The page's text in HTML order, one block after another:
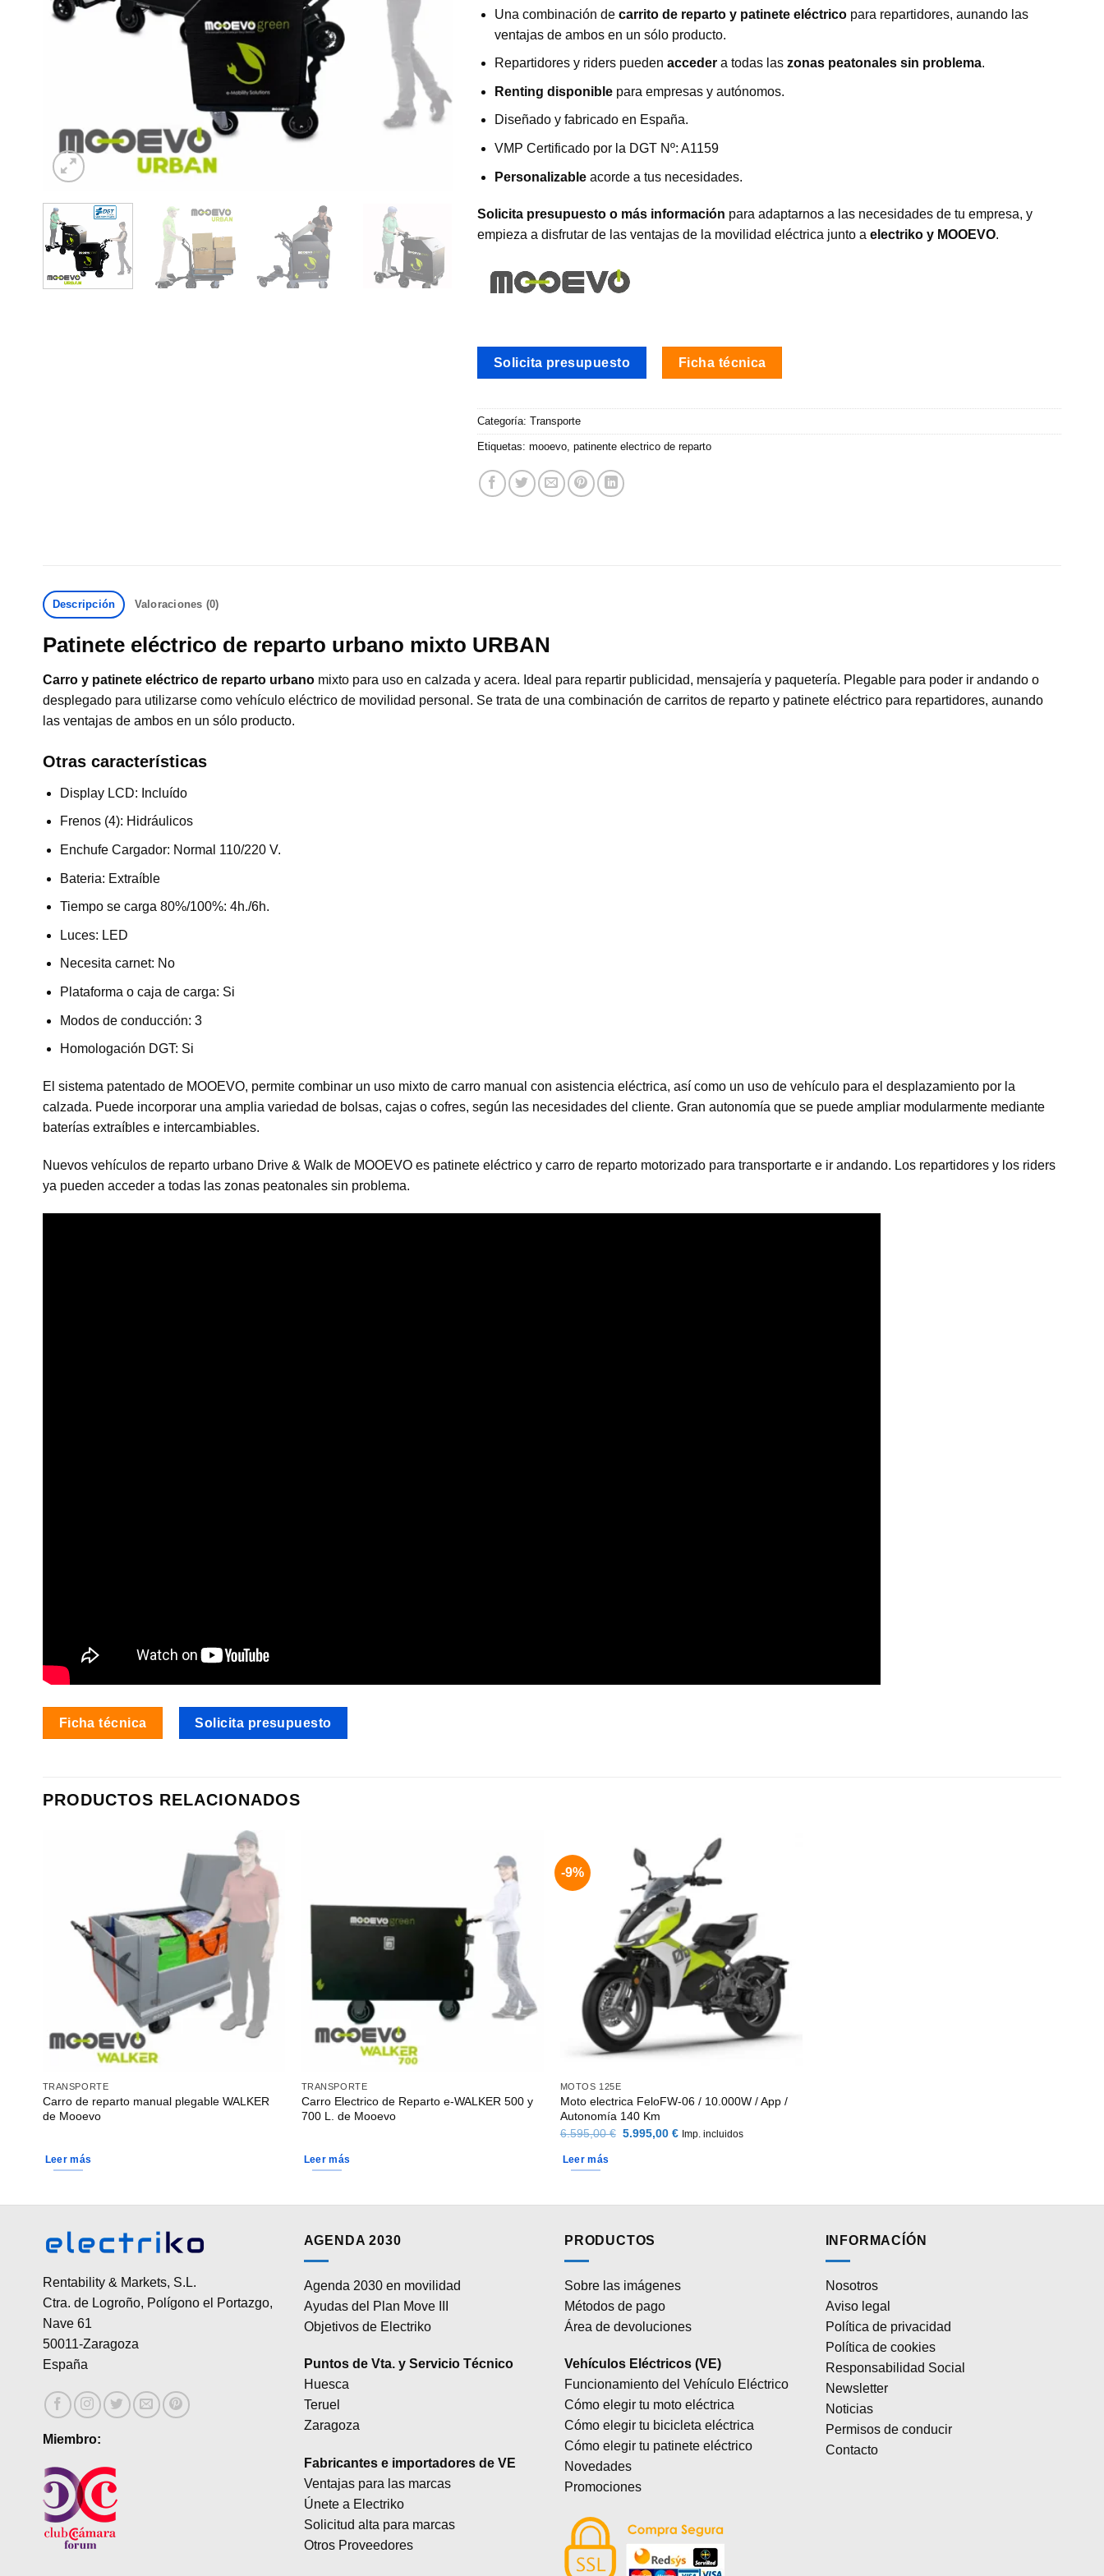
Una combinación de carrito de reparto y patinete eléctricopara repartidores, aunando las
ventajas de ambos en un sólo producto.
Repartidores y riders pueden accedera todas las zonas peatonales sin problema.
Renting disponiblepara empresas y autónomos.
Diseñado y fabricado en España.
VMP Certificado por la DGT Nº: A1159
Personalizableacorde a tus necesidades.
Solicita presupuesto o más información para adaptarnos a las necesidades de tu empresa, y
empieza a disfrutar de las ventajas de la movilidad eléctrica junto aelectriko y MOOEVO.
Solicita presupuesto Ficha técnica
Categoría:Transporte
Etiquetas:mooevo,patinente electrico de reparto
Descripción Valoraciones (0)
Patinete eléctrico de reparto urbano mixto URBAN
Carro y patinete eléctrico de reparto urbano mixto para uso en calzada y acera. Ideal para repartir publicidad, mensajería y paquetería. Plegable para poder ir andando o
desplegado para utilizarse como vehículo eléctrico de movilidad personal. Se trata de una combinación de carritos de reparto y patinete eléctrico para repartidores, aunando
las ventajas de ambos en un sólo producto.
Otras características
Display LCD: Incluído
Frenos (4): Hidráulicos
Enchufe Cargador: Normal 110/220 V.
Bateria: Extraíble
Tiempo se carga 80%/100%: 4h./6h.
Luces: LED
Necesita carnet: No
Plataforma o caja de carga: Si
Modos de conducción: 3
Homologación DGT: Si
El sistema patentado de MOOEVO, permite combinar un uso mixto de carro manual con asistencia eléctrica, así como un uso de vehículo para el desplazamiento por la
calzada. Puede incorporar una amplia variedad de bolsas, cajas o cofres, según las necesidades del cliente. Gran autonomía que se puede ampliar modularmente mediante
baterías extraíbles e intercambiables.
Nuevos vehículos de reparto urbano Drive & Walk de MOOEVO es patinete eléctrico y carro de reparto motorizado para transportarte e ir andando. Los repartidores y los riders
ya pueden acceder a todas las zonas peatonales sin problema.
Ficha técnica Solicita presupuesto
PRODUCTOS RELACIONADOS
TRANSPORTE
Carro de reparto manual plegable WALKER
de Mooevo
Leer más
TRANSPORTE
Carro Electrico de Reparto e-WALKER 500 y
700 L. de Mooevo
Leer más
-9%
MOTOS 125E
Moto electrica FeloFW-06 / 10.000W / App /
Autonomía 140 Km
6.595,00€ El
5.995,00€ElImp. incluidos
Leer más
Rentability & Markets, S.L.
Ctra. de Logroño, Polígono el Portazgo,
Nave 61
50011-Zaragoza
España
Miembro:
AGENDA 2030
Agenda 2030 en movilidad
Ayudas del Plan Move III
Objetivos de Electriko
Puntos de Vta. y Servicio Técnico
Huesca
Teruel
Zaragoza
Fabricantes e importadores de VE
Ventajas para las marcas
Únete a Electriko
Solicitud alta para marcas
Otros Proveedores
PRODUCTOS
Sobre las imágenes
Métodos de pago
Área de devoluciones
Vehículos Eléctricos (VE)
Funcionamiento del Vehículo Eléctrico
Cómo elegir tu moto eléctrica
Cómo elegir tu bicicleta eléctrica
Cómo elegir tu patinete eléctrico
Novedades
Promociones
INFORMACÍÓN
Nosotros
Aviso legal
Política de privacidad
Política de cookies
Responsabilidad Social
Newsletter
Noticias
Permisos de conducir
Contacto